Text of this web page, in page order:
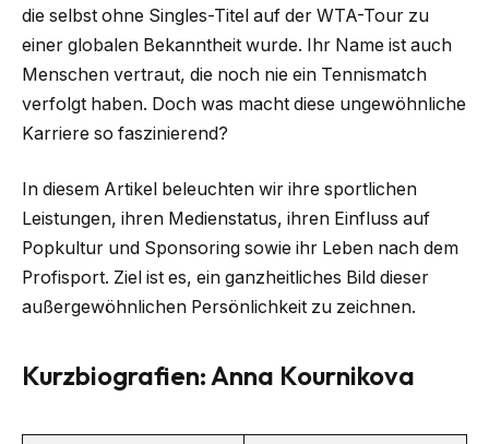
die selbst ohne Singles-Titel auf der WTA-Tour zu
einer globalen Bekanntheit wurde. Ihr Name ist auch
Menschen vertraut, die noch nie ein Tennismatch
verfolgt haben. Doch was macht diese ungewöhnliche
Karriere so faszinierend?
In diesem Artikel beleuchten wir ihre sportlichen
Leistungen, ihren Medienstatus, ihren Einfluss auf
Popkultur und Sponsoring sowie ihr Leben nach dem
Profisport. Ziel ist es, ein ganzheitliches Bild dieser
außergewöhnlichen Persönlichkeit zu zeichnen.
Kurzbiografien: Anna Kournikova